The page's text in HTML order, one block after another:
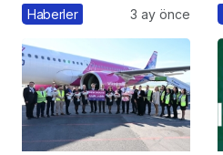
Bahar Festivali
Haberler 3 ay önce